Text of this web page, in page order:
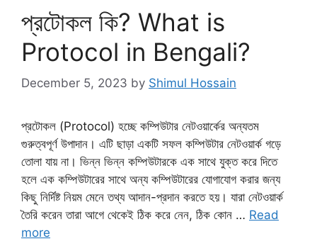
প্রটোকল কি? What is
Protocol in Bengali?
December 5, 2023 by Shimul Hossain
প্রটোকল (Protocol) হচ্ছে কম্পিউটার নেটওয়ার্কের অন্যতম
গুরুত্বপূর্ণ উপাদান। এটি ছাড়া একটি সফল কম্পিউটার নেটওয়ার্ক গড়ে
তোলা যায় না। ভিন্ন ভিন্ন কম্পিউটারকে এক সাথে যুক্ত করে দিতে
হলে এক কম্পিউটারের সাথে অন্য কম্পিউটারের যোগাযোগ করার জন্য
কিছু নির্দিষ্ট নিয়ম মেনে তথ্য আদান-প্রদান করতে হয়। যারা নেটওয়ার্ক
তৈরি করেন তারা আগে থেকেই ঠিক করে নেন, ঠিক কোন … Read
more